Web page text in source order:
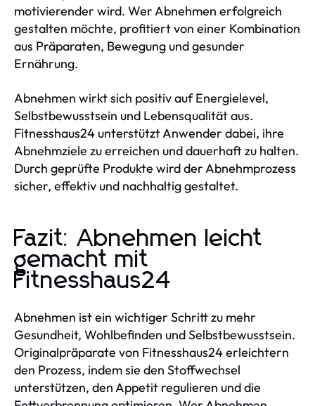
motivierender wird. Wer Abnehmen erfolgreich
gestalten möchte, profitiert von einer Kombination
aus Präparaten, Bewegung und gesunder
Ernährung.
Abnehmen wirkt sich positiv auf Energielevel,
Selbstbewusstsein und Lebensqualität aus.
Fitnesshaus24 unterstützt Anwender dabei, ihre
Abnehmziele zu erreichen und dauerhaft zu halten.
Durch geprüfte Produkte wird der Abnehmprozess
sicher, effektiv und nachhaltig gestaltet.
Fazit: Abnehmen leicht
gemacht mit
Fitnesshaus24
Abnehmen ist ein wichtiger Schritt zu mehr
Gesundheit, Wohlbefinden und Selbstbewusstsein.
Originalpräparate von Fitnesshaus24 erleichtern
den Prozess, indem sie den Stoffwechsel
unterstützen, den Appetit regulieren und die